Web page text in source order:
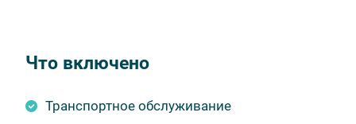
Что включено
Транспортное обслуживание